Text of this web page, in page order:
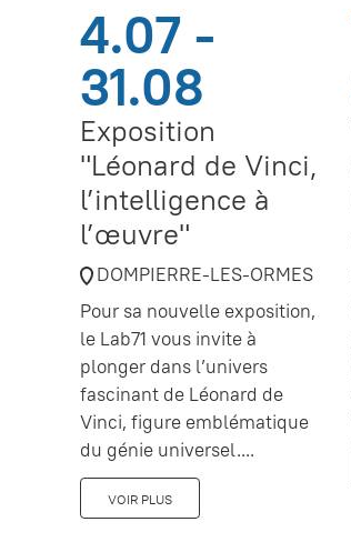
4.07 -
31.08
Exposition
"Léonard de Vinci,
l’intelligence à
l’œuvre"
DOMPIERRE-LES-ORMES
Pour sa nouvelle exposition,
le Lab71 vous invite à
plonger dans l’univers
fascinant de Léonard de
Vinci, figure emblématique
du génie universel....
VOIR PLUS